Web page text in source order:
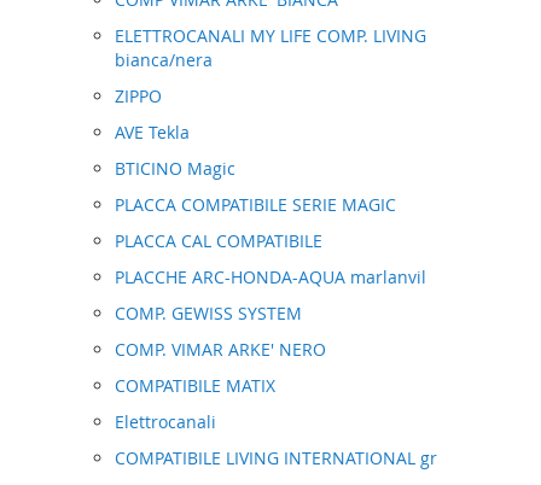
ELETTROCANALI MY LIFE COMP. LIVING
bianca/nera
ZIPPO
AVE Tekla
BTICINO Magic
PLACCA COMPATIBILE SERIE MAGIC
PLACCA CAL COMPATIBILE
PLACCHE ARC-HONDA-AQUA marlanvil
COMP. GEWISS SYSTEM
COMP. VIMAR ARKE' NERO
COMPATIBILE MATIX
Elettrocanali
COMPATIBILE LIVING INTERNATIONAL gr